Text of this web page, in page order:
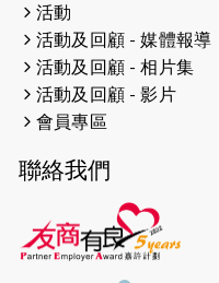
2026-04-16
猛龍長
（
2026-04-12
2026-04-11
2026-04-10 太古家
活動
活動及回顧 - 媒體報導
活動及回顧 - 相片集
活動及回顧 - 影片
會員專區
聯絡我們